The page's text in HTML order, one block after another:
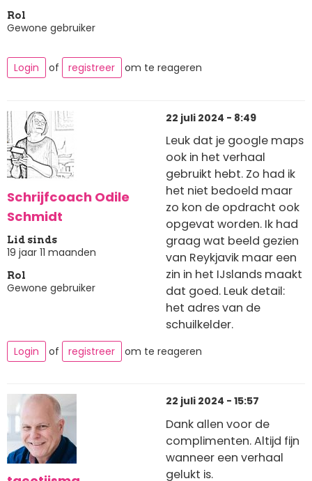
Rol
Gewone gebruiker
Login of registreer om te reageren
Schrijfcoach Odile
Schmidt
Lid sinds
19 jaar 11 maanden
Rol
Gewone gebruiker
22 juli 2024 - 8:49
Leuk dat je google maps
ook in het verhaal
gebruikt hebt. Zo had ik
het niet bedoeld maar
zo kon de opdracht ook
opgevat worden. Ik had
graag wat beeld gezien
van Reykjavik maar een
zin in het IJslands maakt
dat goed. Leuk detail:
het adres van de
schuilkelder.
Login of registreer om te reageren
22 juli 2024 - 15:57
Dank allen voor de
complimenten. Altijd fijn
wanneer een verhaal
gelukt is.